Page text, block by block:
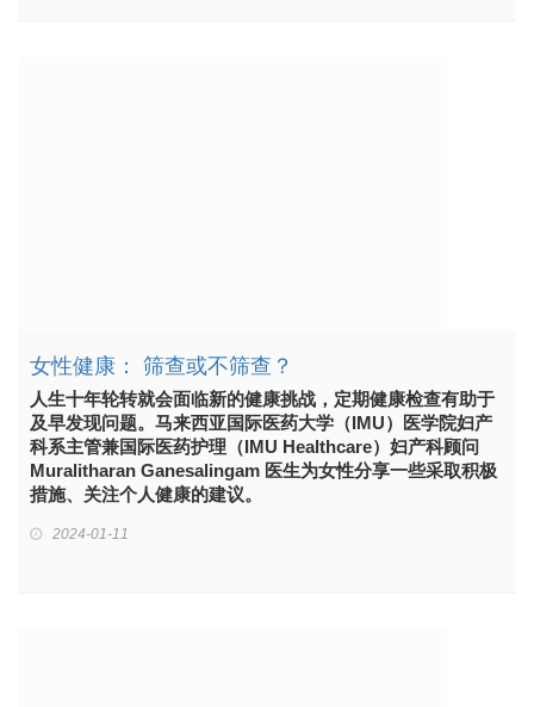
女性健康： 筛查或不筛查？
人生十年轮转就会面临新的健康挑战，定期健康检查有助于
及早发现问题。马来西亚国际医药大学（IMU）医学院妇产
科系主管兼国际医药护理（IMU Healthcare）妇产科顾问
Muralitharan Ganesalingam 医生为女性分享一些采取积极
措施、关注个人健康的建议。
2024-01-11